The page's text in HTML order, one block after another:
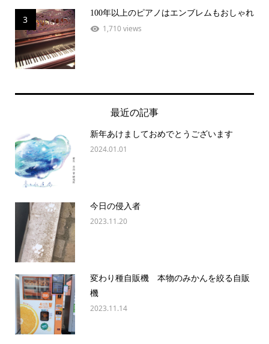
3
100年以上のピアノはエンブレムもおしゃれ
1,710 views
最近の記事
新年あけましておめでとうございます
2024.01.01
今日の侵入者
2023.11.20
変わり種自販機 本物のみかんを絞る自販
機
2023.11.14